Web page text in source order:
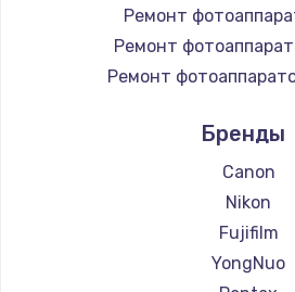
Ремонт
Ремонт
Ремонт
Ремонт
Ремонт
Ремонт
Бренды
Canon
Nikon
Fujifilm
YongNuo